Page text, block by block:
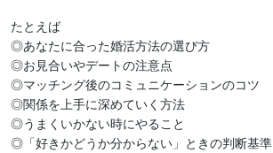
たとえば
◎あなたに合った婚活方法の選び方
◎お見合いやデートの注意点
◎マッチング後のコミュニケーションのコツ
◎関係を上手に深めていく方法
◎うまくいかない時にやること
◎「好きかどうか分からない」ときの判断基準